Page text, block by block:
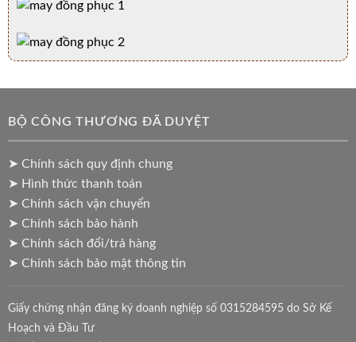
BỘ CÔNG THƯƠNG ĐÃ DUYỆT
➤ Chính sách quy định chung
➤ Hình thức thanh toán
➤ Chính sách vận chuyển
➤ Chính sách bảo hành
➤ Chính sách đổi/trả hàng
➤ Chính sách bảo mật thông tin
Giấy chứng nhận đăng ký doanh nghiệp số 0315284595 do Sở Kế
Hoạch và Đầu Tư